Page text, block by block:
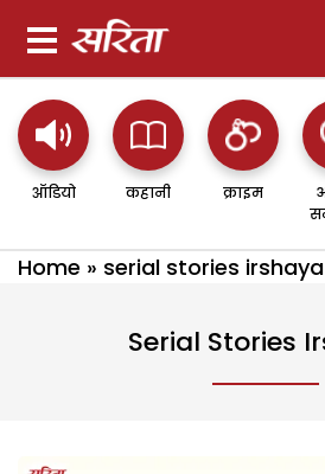
ऑडियो कहानी क्राइम
Home » serial stories irshaya
Serial Stories